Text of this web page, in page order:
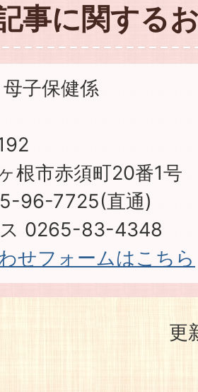
事に関する
子保健係
根市赤須町20番1号
96-7725(直通)
0265-83-4348
せフォームはこちら
更